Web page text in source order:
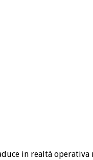
in realtà